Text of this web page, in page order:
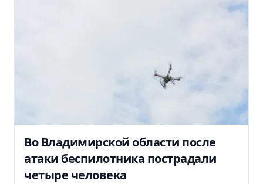
Во Владимирской области после
атаки беспилотника пострадали
четыре человека